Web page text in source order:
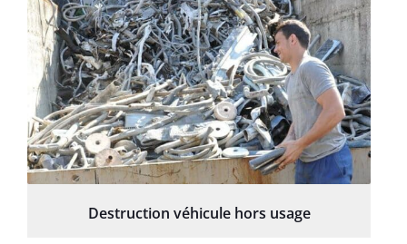
Destruction véhicule hors usage